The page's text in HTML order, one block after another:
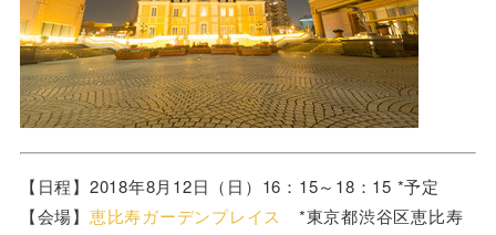
【日程】2018年8月12日（日）16：15～18：15 *予定
【会場】 恵比寿ガーデンプレイス *東京都渋谷区恵比寿